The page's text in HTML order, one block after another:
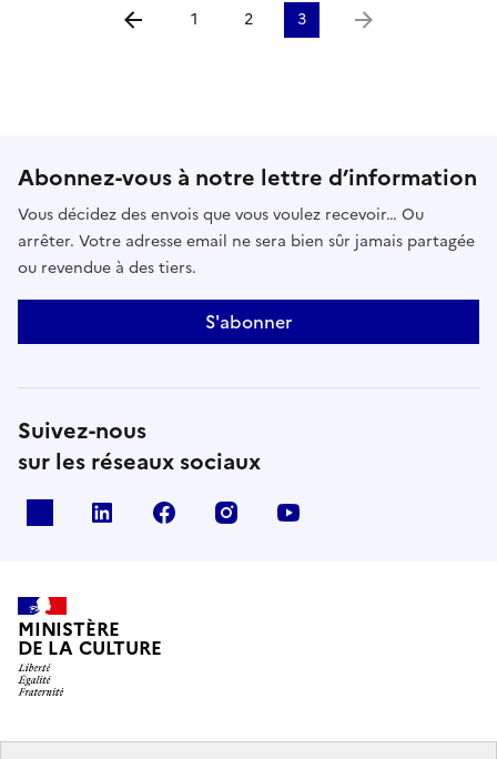
Aller à la page précédente
1 2 3 Aller à la page
Abonnez-vous à notre lettre d’information
Vous décidez des envois que vous voulez recevoir… Ou
arrêter. Votre adresse email ne sera bien sûr jamais partagée
ou revendue à des tiers.
S'abonner
Suivez-nous
sur les réseaux sociaux
linkedin facebook instagram
MINISTÈRE
DE LA CULTURE